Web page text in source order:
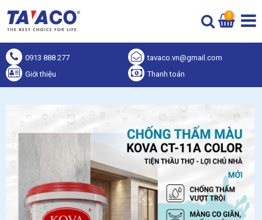
0
0913 888 277
tavaco.vn@gmail.com
Giới thiệu
Thanh toán